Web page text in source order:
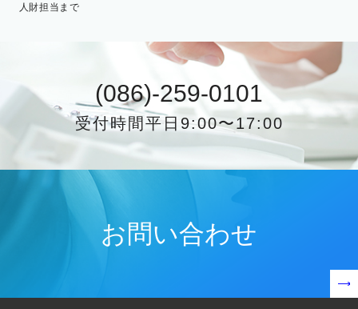
人財担当まで
(086)-259-0101
受付時間平⽇9:00〜17:00
お問い合わせ